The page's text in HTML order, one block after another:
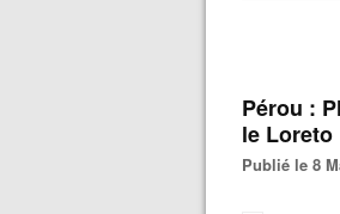
Pérou :
le Loreto
Publié le 8